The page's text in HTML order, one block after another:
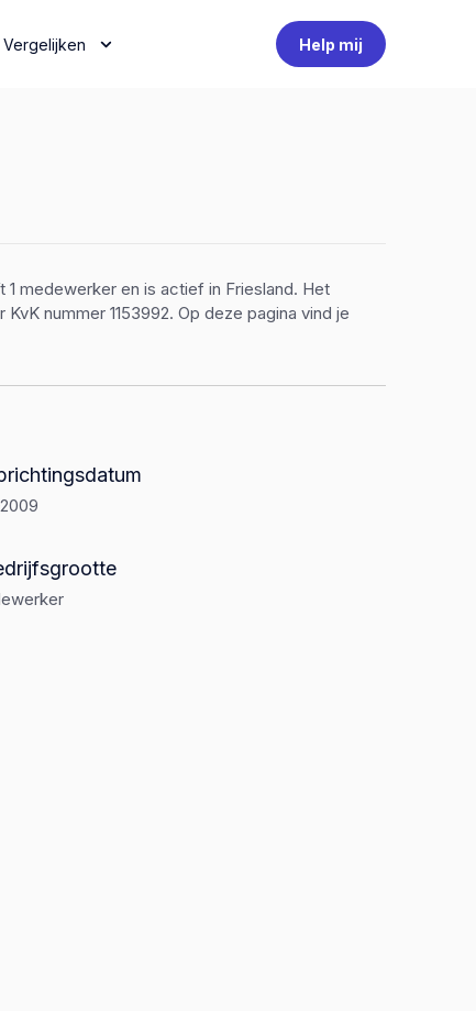
Vergelijken Help mij
medewerker en is actief in Friesland. Het
nummer 1153992. Op deze pagina vind je